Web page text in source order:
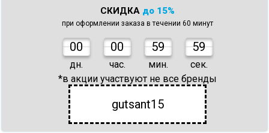
СКИДКА до 15%
при оформлении заказа в течении 60 минут
00
дн.
00
час.
59
мин.
59
сек.
*в акции участвуют не все бренды
gutsant15